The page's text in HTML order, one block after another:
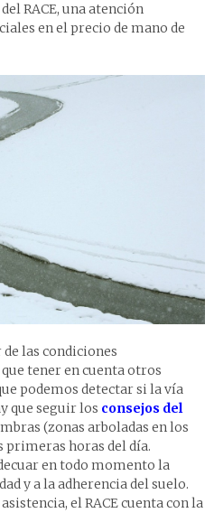
RACE, una atención
en el precio de mano de
las condiciones
tener en cuenta otros
podemos detectar si la vía
que seguir los consejos del
(zonas arboladas en los
primeras horas del día.
en todo momento la
y a la adherencia del suelo.
el RACE cuenta con la